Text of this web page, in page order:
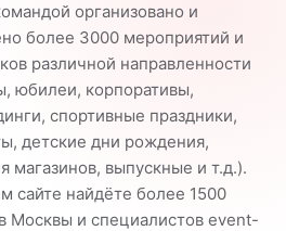
организовано и
более 3000 мероприятий и
различной направленности
юбилеи, корпоративы,
спортивные праздники,
детские дни рождения,
магазинов, выпускные и т.д.).
сайте найдёте более 1500
Москвы и специалистов event-